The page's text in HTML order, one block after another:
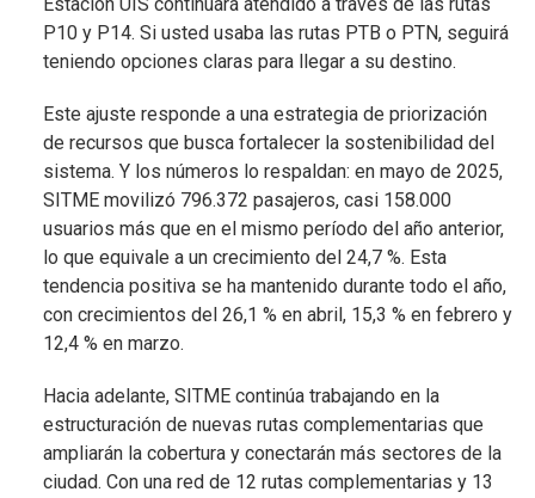
Estación UIS continuará atendido a través de las rutas
P10 y P14. Si usted usaba las rutas PTB o PTN, seguirá
teniendo opciones claras para llegar a su destino.
Este ajuste responde a una estrategia de priorización
de recursos que busca fortalecer la sostenibilidad del
sistema. Y los números lo respaldan: en mayo de 2025,
SITME movilizó 796.372 pasajeros, casi 158.000
usuarios más que en el mismo período del año anterior,
lo que equivale a un crecimiento del 24,7 %. Esta
tendencia positiva se ha mantenido durante todo el año,
con crecimientos del 26,1 % en abril, 15,3 % en febrero y
12,4 % en marzo.
Hacia adelante, SITME continúa trabajando en la
estructuración de nuevas rutas complementarias que
ampliarán la cobertura y conectarán más sectores de la
ciudad. Con una red de 12 rutas complementarias y 13